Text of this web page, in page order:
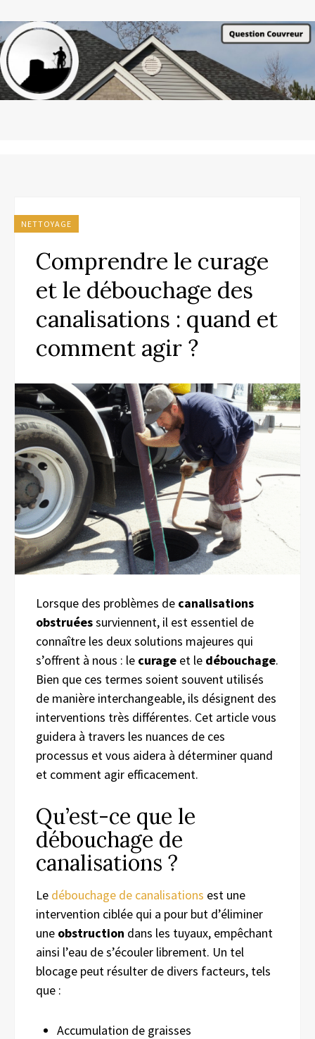
NETTOYAGE
Comprendre le curage
et le débouchage des
canalisations : quand et
comment agir ?
Lorsque des problèmes de canalisations
obstruéessurviennent, il est essentiel de
connaître les deux solutions majeures qui
s’offrent à nous : le curage et le débouchage.
Bien que ces termes soient souvent utilisés
de manière interchangeable, ils désignent des
interventions très différentes. Cet article vous
guidera à travers les nuances de ces
processus et vous aidera à déterminer quand
et comment agir efficacement.
Qu’est-ce que le
débouchage de
canalisations ?
Le débouchage de canalisations est une
intervention ciblée qui a pour but d’éliminer
une obstruction dans les tuyaux, empêchant
ainsi l’eau de s’écouler librement. Un tel
blocage peut résulter de divers facteurs, tels
que :
Accumulation de graisses